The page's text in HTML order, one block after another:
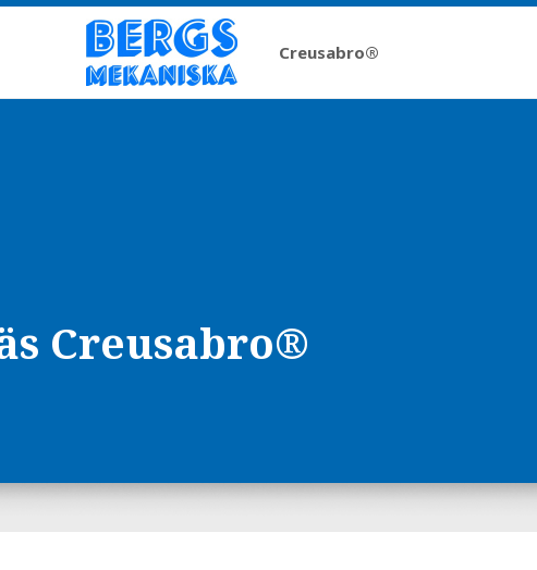
Creusabro®
Creusabro®